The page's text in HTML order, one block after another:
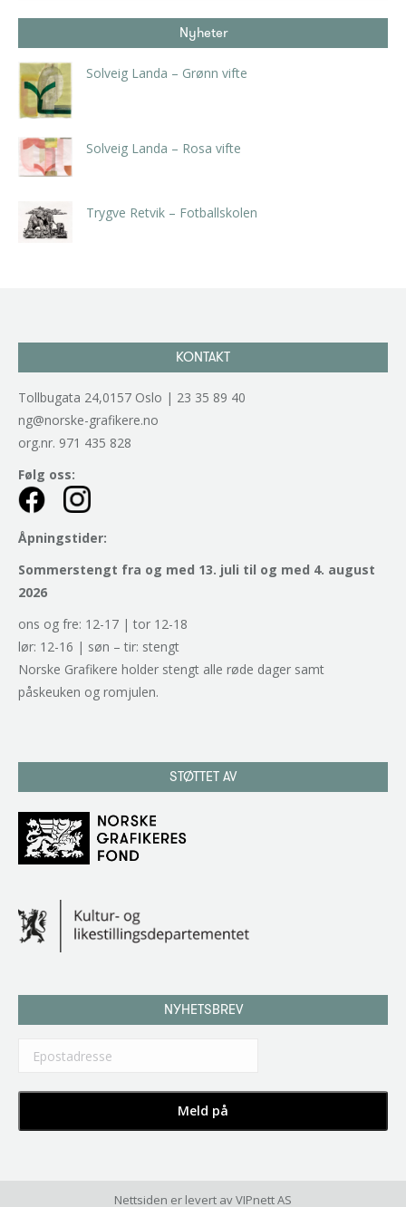
Nyheter
Solveig Landa – Grønn vifte
Solveig Landa – Rosa vifte
Trygve Retvik – Fotballskolen
KONTAKT
Tollbugata 24,0157 Oslo | 23 35 89 40
ng@norske-grafikere.no
org.nr. 971 435 828
Følg oss:
Åpningstider:
Sommerstengt fra og med 13. juli til og med 4. august
2026
ons og fre: 12-17 | tor 12-18
lør: 12-16 | søn – tir: stengt
Norske Grafikere holder stengt alle røde dager samt
påskeuken og romjulen.
STØTTET AV
NYHETSBREV
Nettsiden er levert avVIPnett AS